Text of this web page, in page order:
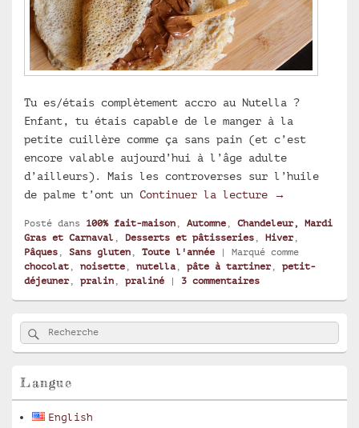
Tu es/étais complètement accro au Nutella ?
Enfant, tu étais capable de le manger à la
petite cuillère comme ça sans pain (et c’est
encore valable aujourd’hui à l’âge adulte
d’ailleurs). Mais les controverses sur l’huile
de palme t’ont un Continuer la lecture Pâte à
→
Posté dans 100% fait-maison , Automne , Chandeleur, Mardi
Gras et Carnaval , Desserts et pâtisseries , Hiver,
Pâques , Sans gluten , Toute l'année | Marqué comme
chocolat , noisette , nutella , pâte à tartiner, petit-
déjeuner, pralin , praliné | 3 commentaires
Zone
principale
de
pour
latérale
Recherche :
Rechercher
Langue
English